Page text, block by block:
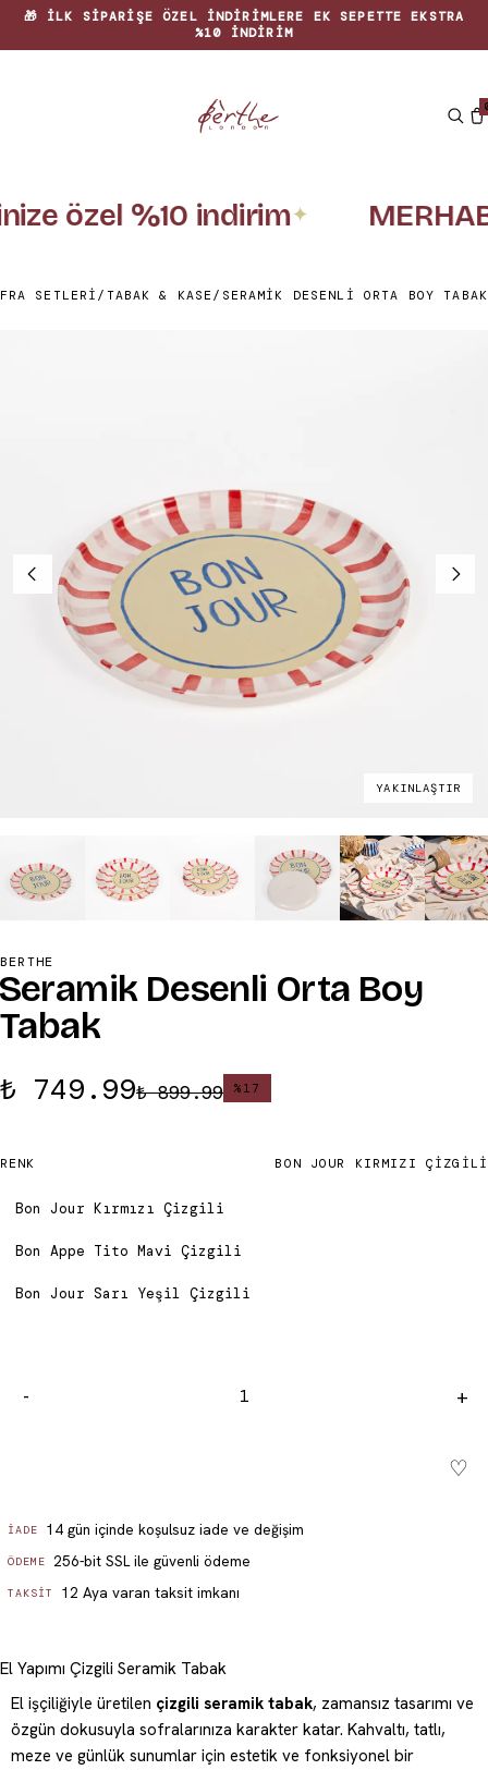
🎁 İLK SIPARIŞE ÖZEL INDIRIMLERE EK SEPETTE EKSTRA
%10 INDIRIM
özel %10 indirim✦
SETLERI / TABAK & KASE / SERAMIK DESENLI ORTA BOY TABAK
YAKINLAŞTIR
BERTHE
Desenli Orta Boy
Tabak
₺ 749.99₺ 899.99 % 17
RENK BON JOUR KIRMIZI ÇIZGILI
Bon Jour Kırmızı Çizgili
Bon Appe Tito Mavi Çizgili
Bon Jour Sarı Yeşil Çizgili
- +
♡
İADE 14 gün içinde koşulsuz iade ve değişim
ÖDEME 256-bit SSL ile güvenli ödeme
TAKSIT 12 Aya varan taksit imkanı
El Yapımı Çizgili Seramik Tabak
El işçiliğiyle üretilen çizgili seramik tabak, zamansız tasarımı ve
özgün dokusuyla sofralarınıza karakter katar. Kahvaltı, tatlı,
meze ve günlük sunumlar için estetik ve fonksiyonel bir